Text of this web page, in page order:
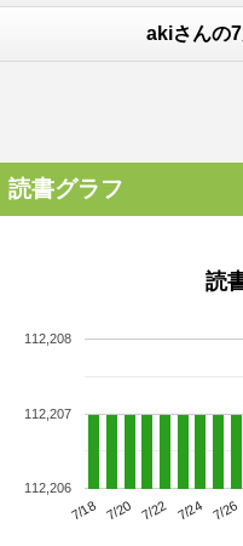
akiさんの
読書グラフ
読
7/18 7/20 7/22 7/24 7/26
112,206
112,207
112,208